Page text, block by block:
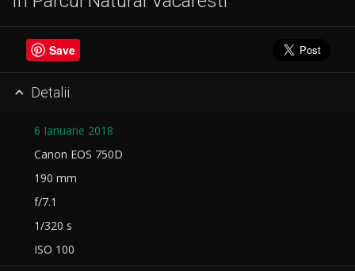
Save
 Detalii
6 Ianuarie 2018
Canon EOS 750D
190 mm
f/7.1
1/320 s
ISO 100